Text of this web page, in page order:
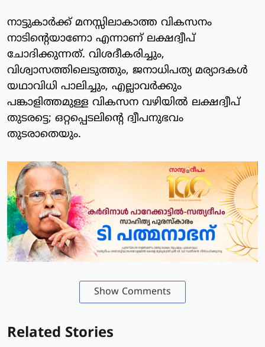
നാട്ടുകാര്‍ക്ക് മനസ്സിലാകാത്ത വികസനം
നാടിന്റെയാണോ എന്നാണ് ലക്ഷദ്വീപ്
ചോദിക്കുന്നത്. വിശദീകരിച്ചും,
വിശ്വാസത്തിലെടുത്തും, ജനാധിപത്യ മര്യാദകള്‍
യഥാവിധി പാലിച്ചും, എല്ലാവര്‍ക്കും
പങ്കാളിത്തമുള്ള വികസന വഴിയില്‍ ലക്ഷദ്വീപ്
തുടരട്ടെ; ഒറ്റപ്പെടലിന്റെ ദ്വീപനുഭവം
തുടരാതെയും.
Show Comments
Related Stories